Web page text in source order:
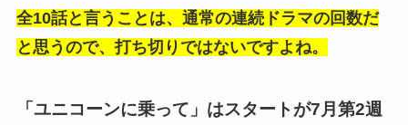
全10話と言うことは、通常の連続ドラマの回数だ
と思うので、打ち切りではないですよね。
「ユニコーンに乗って」はスタートが7月第2週